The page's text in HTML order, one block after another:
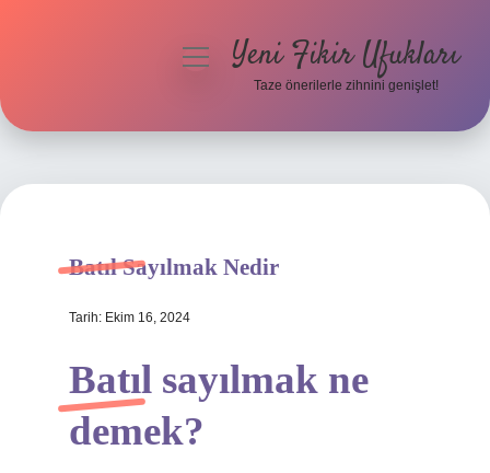
Hakkımızda
menüyüYeni Fikir Ufukları
Taze önerilerle zihnini genişlet!
Batıl Sayılmak Nedir
Tarih: Ekim 16, 2024
Batıl sayılmak ne
demek?